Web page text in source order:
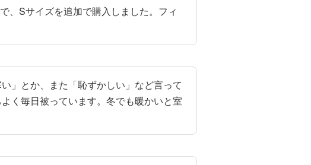
、Sサイズを追加で購入しました。フィ
」とか、また「恥ずかしい」など言って
く毎日被っています。冬でも暖かいと室